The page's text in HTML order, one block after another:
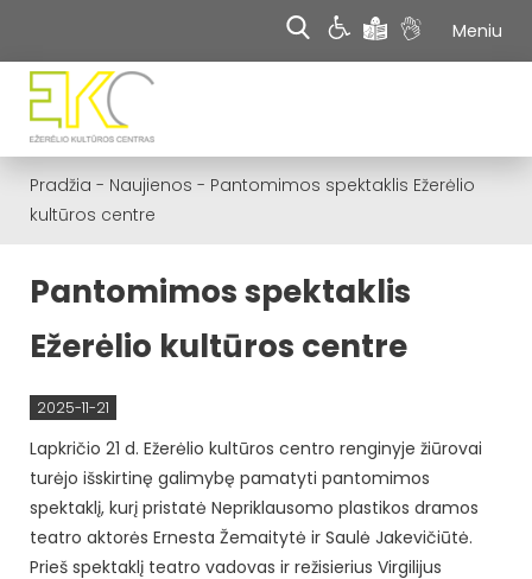
Meniu
Pradžia - Naujienos - Pantomimos spektaklis Ežerėlio
kultūros centre
Pantomimos spektaklis
Ežerėlio kultūros centre
2025-11-21
Lapkričio 21 d. Ežerėlio kultūros centro renginyje žiūrovai
turėjo išskirtinę galimybę pamatyti pantomimos
spektaklį, kurį pristatė Nepriklausomo plastikos dramos
teatro aktorės Ernesta Žemaitytė ir Saulė Jakevičiūtė.
Prieš spektaklį teatro vadovas ir režisierius Virgilijus